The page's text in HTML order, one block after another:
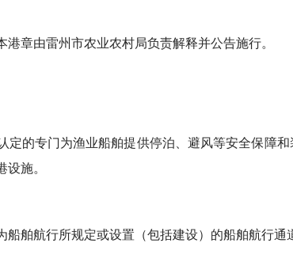
章由雷州市农业农村局负责解释并公告施行。
的专门为渔业船舶提供停泊、避风等安全保障和
施。
航行所规定或设置（包括建设）的船舶航行通